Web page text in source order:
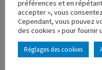
Réf. : 100637
Rupture de stock
Caractéristique principales
préférences et en
accepter », vous
Cependant, vous pouvez
des cookies » pour fournir
Réglages des cookies